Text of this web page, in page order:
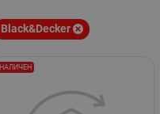
Black&Decker